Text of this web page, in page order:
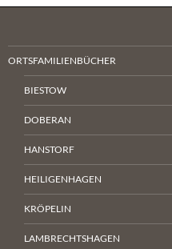
ORTSFAMILIENBÜCHER
BIESTOW
DOBERAN
HANSTORF
HEILIGENHAGEN
KRÖPELIN
LAMBRECHTSHAGEN